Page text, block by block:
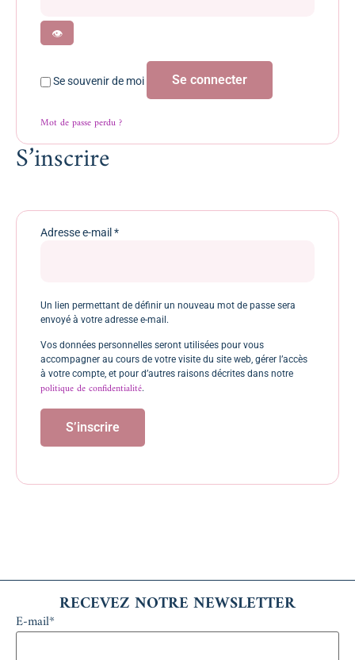
Se souvenir de moi Se connecter
Mot de passe perdu ?
S’inscrire
Adresse e-mail *
Un lien permettant de définir un nouveau mot de passe sera
envoyé à votre adresse e-mail.
Vos données personnelles seront utilisées pour vous
accompagner au cours de votre visite du site web, gérer l’accès
à votre compte, et pour d’autres raisons décrites dans notre
politique de confidentialité.
S’inscrire
RECEVEZ NOTRE NEWSLETTER
E-mail*